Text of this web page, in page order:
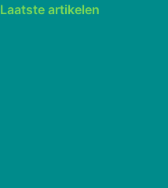
Laatste artikelen